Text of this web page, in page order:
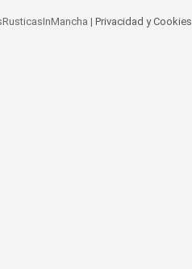
| Privacidad y Cookies